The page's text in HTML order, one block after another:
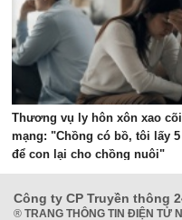
Thương vụ ly hôn xôn xao cõi
mạng: "Chồng có bồ, tôi lấy
để con lại cho chồng nuôi"
Công ty CP Truyền thông
® TRANG THÔNG TIN ĐIỆN TỬ